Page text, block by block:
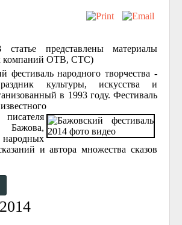
представлены материалы
компаний ОТВ, СТС)
народного творчества -
культуры, искусства и
в 1993 году. Фестиваль
и автора множества сказов